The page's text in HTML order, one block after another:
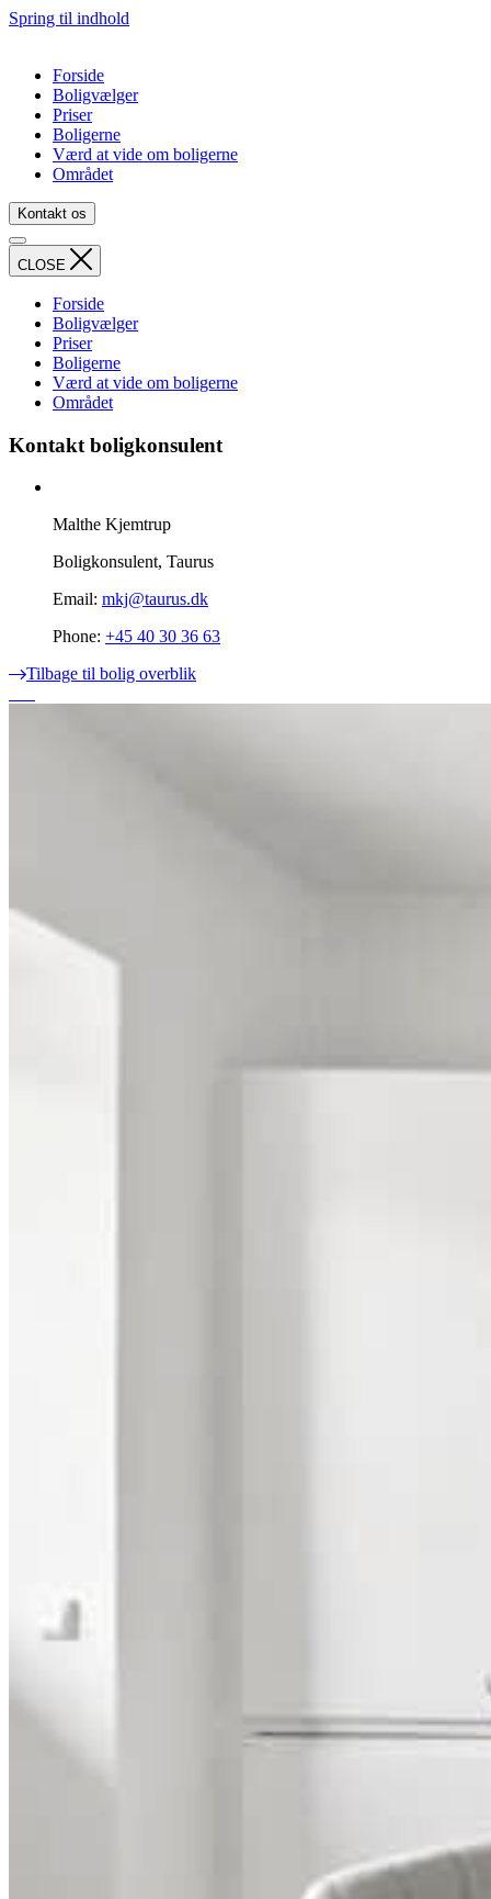
Spring til indhold
Forside
Boligvælger
Priser
Boligerne
Værd at vide om boligerne
Området
Kontakt os
CLOSE
Forside
Boligvælger
Priser
Boligerne
Værd at vide om boligerne
Området
Kontakt boligkonsulent
Malthe Kjemtrup
Boligkonsulent, Taurus
Email: mkj@taurus.dk
Phone: +45 40 30 36 63
Tilbage til bolig overblik